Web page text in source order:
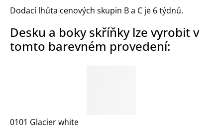
Dodací lhůta cenových skupin B a C je 6 týdnů.
Desku a boky skříňky lze vyrobit v
tomto barevném provedení:
0101 Glacier white